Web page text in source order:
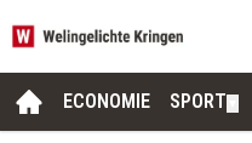
ECONOMIE SPORT